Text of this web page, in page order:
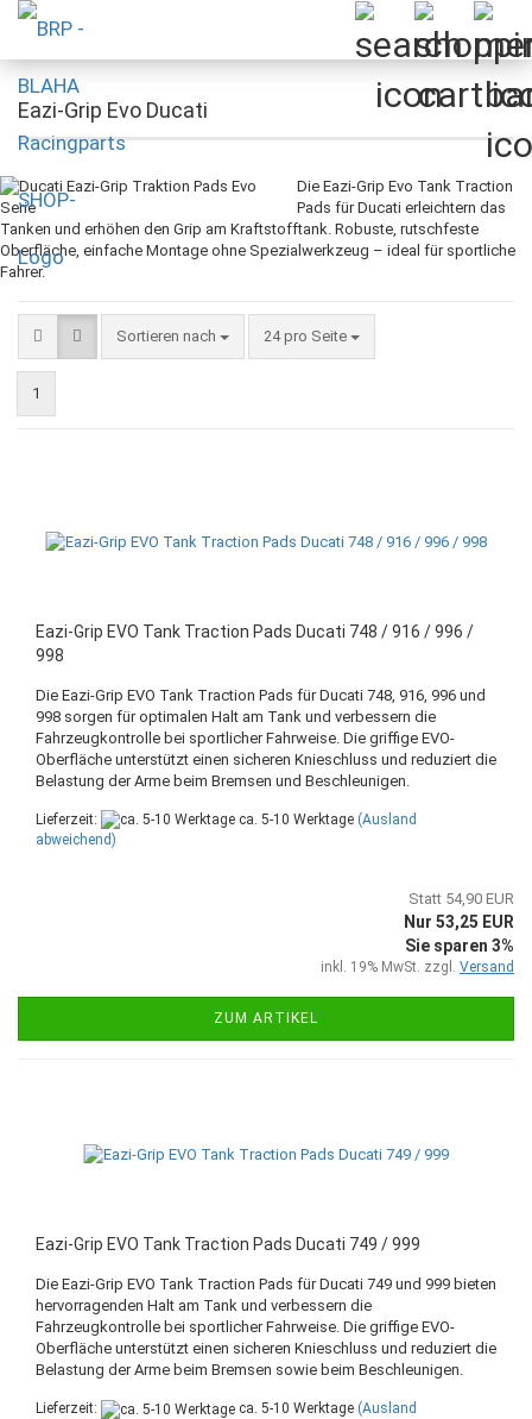
Eazi-Grip Evo Ducati
Die Eazi-Grip Evo Tank Traction
Pads für Ducati erleichtern das
Tanken und erhöhen den Grip am Kraftstofftank. Robuste, rutschfeste
Oberfläche, einfache Montage ohne Spezialwerkzeug – ideal für sportliche
Fahrer.
Sortieren nach
Sortieren nach 24 pro Seite
pro Seite
1
Eazi-Grip EVO Tank Traction Pads Ducati 748 / 916 / 996 /
998
Die Eazi-Grip EVO Tank Traction Pads für Ducati 748, 916, 996 und
998 sorgen für optimalen Halt am Tank und verbessern die
Fahrzeugkontrolle bei sportlicher Fahrweise. Die griffige EVO-
Oberfläche unterstützt einen sicheren Knieschluss und reduziert die
Belastung der Arme beim Bremsen und Beschleunigen.
Lieferzeit: ca. 5-10 Werktage (Ausland
abweichend)
Statt 54,90 EUR
Nur 53,25 EUR
Sie sparen 3%
inkl. 19% MwSt. zzgl. Versand
ZUM ARTIKEL
Eazi-Grip EVO Tank Traction Pads Ducati 749 / 999
Die Eazi-Grip EVO Tank Traction Pads für Ducati 749 und 999 bieten
hervorragenden Halt am Tank und verbessern die
Fahrzeugkontrolle bei sportlicher Fahrweise. Die griffige EVO-
Oberfläche unterstützt einen sicheren Knieschluss und reduziert die
Belastung der Arme beim Bremsen sowie beim Beschleunigen.
Lieferzeit: ca. 5-10 Werktage (Ausland